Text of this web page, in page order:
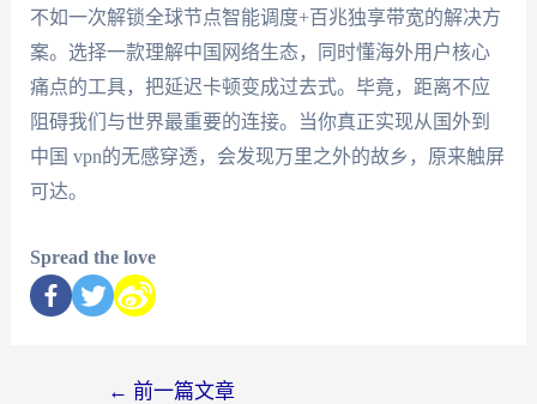
不如一次解锁全球节点智能调度+百兆独享带宽的解决方
案。选择一款理解中国网络生态，同时懂海外用户核心
痛点的工具，把延迟卡顿变成过去式。毕竟，距离不应
阻碍我们与世界最重要的连接。当你真正实现从国外到
中国 vpn的无感穿透，会发现万里之外的故乡，原来触屏
可达。
Spread the love
← 前一篇文章